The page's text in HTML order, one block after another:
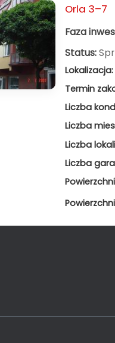
Orla 3–7
Faza
Status:
Lokalizacja:
Termin
Liczba
Liczba
Liczba
Liczba